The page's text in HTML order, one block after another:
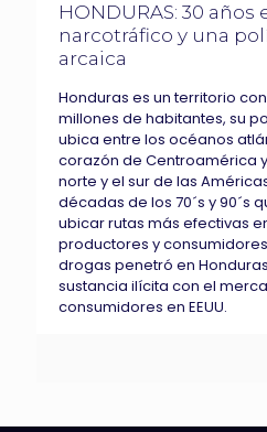
HONDURAS: 30 años
narcotráfico y una
arcaica
Honduras es un territorio
millones de habitantes, su
ubica entre los océanos
corazón de Centroamérica
norte y el sur de las
décadas de los 70´s y 90´s
ubicar rutas más efectivas
productores y
drogas penetró en
sustancia ilícita con el
consumidores en EEUU.